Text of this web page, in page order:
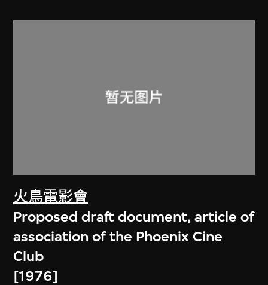
火鳥電影會
Proposed draft document, article of
association of the Phoenix Cine
Club
[1976]